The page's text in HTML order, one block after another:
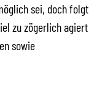
sei, doch folgt
zu zögerlich agiert
sowie